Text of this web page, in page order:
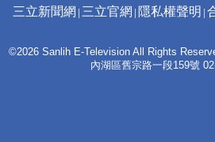
三立新聞網 三立官網 隱私權聲明
©2026 Sanlih E-Television All Rights
內湖區舊宗路一段159號